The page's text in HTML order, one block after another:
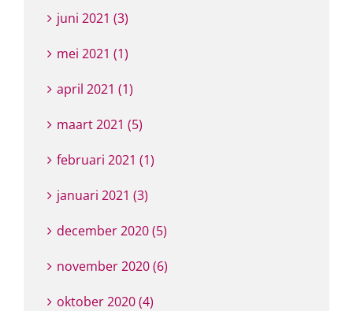
juni 2021 (3)
mei 2021 (1)
april 2021 (1)
maart 2021 (5)
februari 2021 (1)
januari 2021 (3)
december 2020 (5)
november 2020 (6)
oktober 2020 (4)